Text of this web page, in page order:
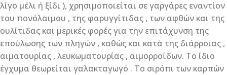
λίγο μέλι ή ξίδι ), χρησιμοποιείται σε γαργάρες εναντίον
του πονόλαιμου , της φαρυγγίτιδας , των αφθών και της
ουλίτιδας και μερικές φορές για την επιτάχυνση της
επούλωσης των πληγών , καθώς και κατά της διάρροιας ,
αιματουρίας , λευκωματουρίας , αιμορροΐδων. Το ίδιο
έγχυμα θεωρείται γαλακταγωγό . Το σιρόπι των καρπών